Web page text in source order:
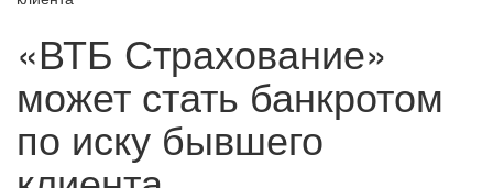
«ВТБ Страхование»
может стать банкротом
по иску бывшего
клиента